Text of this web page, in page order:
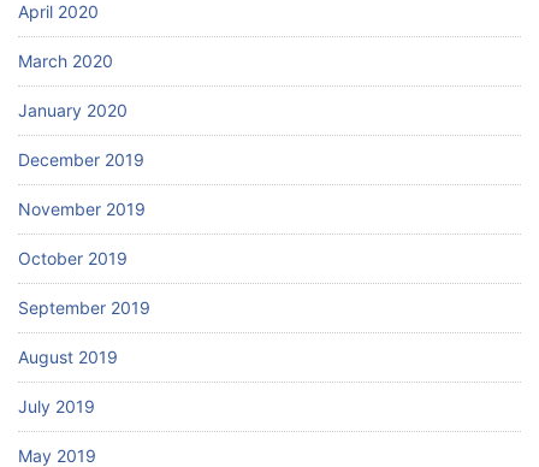
April 2020
March 2020
January 2020
December 2019
November 2019
October 2019
September 2019
August 2019
July 2019
May 2019